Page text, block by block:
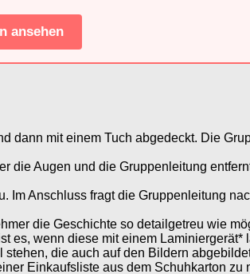
ansehen
dann mit einem Tuch abgedeckt. Die
Augen und die Gruppenleitung
Im Anschluss fragt die Gruppenleitung
die Geschichte so detailgetreu wie
es, wenn diese mit einem
die auch auf den Bildern
Einkaufsliste aus dem Schuhkarton zu